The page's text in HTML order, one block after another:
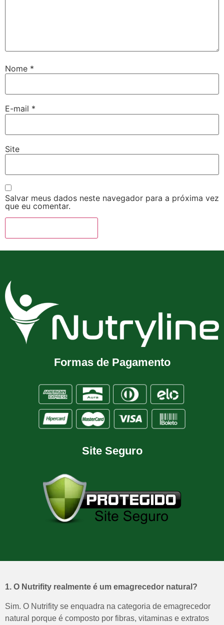
Nome *
E-mail *
Site
Salvar meus dados neste navegador para a próxima vez
que eu comentar.
Formas de Pagamento
Site Seguro
1. O Nutrifity realmente é um emagrecedor natural?
Sim. O Nutrifity se enquadra na categoria de emagrecedor
natural porque é composto por fibras, vitaminas e extratos